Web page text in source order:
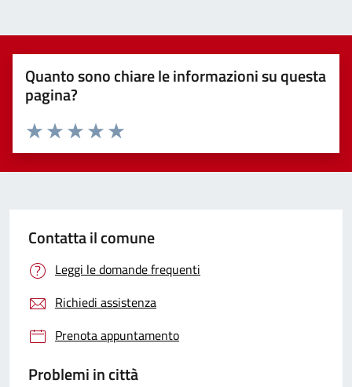
Quanto sono chiare le informazioni su questa
pagina?
Valuta 5 stelle su 5
Valuta 4 stelle su 5
Valuta 3 stelle su 5
Valuta 2 stelle su 5
Valuta 1 stelle su 5
Contatta il comune
Leggi le domande frequenti
Richiedi assistenza
Prenota appuntamento
Problemi in città